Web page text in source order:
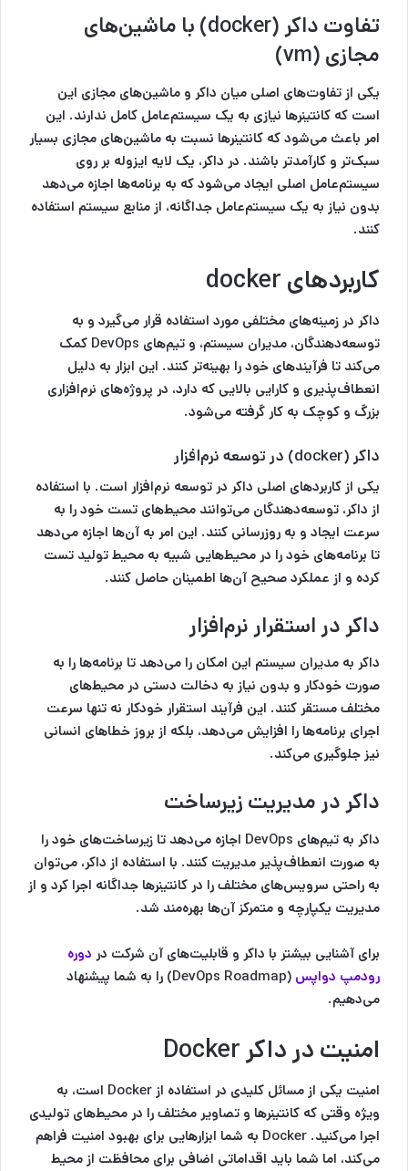
تفاوت داکر (docker) با ماشین‌های
مجازی (vm)
یکی از تفاوت‌های اصلی میان داکر و ماشین‌های مجازی این
است که کانتینرها نیازی به یک سیستم‌عامل کامل ندارند. این
امر باعث می‌شود که کانتینرها نسبت به ماشین‌های مجازی بسیار
سبک‌تر و کارآمدتر باشند. در داکر، یک لایه ایزوله بر روی
سیستم‌عامل اصلی ایجاد می‌شود که به برنامه‌ها اجازه می‌دهد
بدون نیاز به یک سیستم‌عامل جداگانه، از منابع سیستم استفاده
کنند.
کاربردهای docker
داکر در زمینه‌های مختلفی مورد استفاده قرار می‌گیرد و به
توسعه‌دهندگان، مدیران سیستم، و تیم‌های DevOps کمک
می‌کند تا فرآیندهای خود را بهینه‌تر کنند. این ابزار به دلیل
انعطاف‌پذیری و کارایی بالایی که دارد، در پروژه‌های نرم‌افزاری
بزرگ و کوچک به کار گرفته می‌شود.
داکر (docker) در توسعه نرم‌افزار
یکی از کاربردهای اصلی داکر در توسعه نرم‌افزار است. با استفاده
از داکر، توسعه‌دهندگان می‌توانند محیط‌های تست خود را به
سرعت ایجاد و به روزرسانی کنند. این امر به آن‌ها اجازه می‌دهد
تا برنامه‌های خود را در محیط‌هایی شبیه به محیط تولید تست
کرده و از عملکرد صحیح آن‌ها اطمینان حاصل کنند.
داکر در استقرار نرم‌افزار
داکر به مدیران سیستم این امکان را می‌دهد تا برنامه‌ها را به
صورت خودکار و بدون نیاز به دخالت دستی در محیط‌های
مختلف مستقر کنند. این فرآیند استقرار خودکار نه تنها سرعت
اجرای برنامه‌ها را افزایش می‌دهد، بلکه از بروز خطاهای انسانی
نیز جلوگیری می‌کند.
داکر در مدیریت زیرساخت
داکر به تیم‌های DevOps اجازه می‌دهد تا زیرساخت‌های خود را
به صورت انعطاف‌پذیر مدیریت کنند. با استفاده از داکر، می‌توان
به راحتی سرویس‌های مختلف را در کانتینرها جداگانه اجرا کرد و از
مدیریت یکپارچه و متمرکز آن‌ها بهره‌مند شد.
برای آشنایی بیشتر با داکر و قابلیت‌های آن شرکت در دوره
رودمپ دواپس
(DevOps Roadmap) را به شما پیشنهاد
می‌دهیم.
امنیت در داکر Docker
امنیت یکی از مسائل کلیدی در استفاده از Docker است، به
ویژه وقتی که کانتینرها و تصاویر مختلف را در محیط‌های تولیدی
اجرا می‌کنید. Docker به شما ابزارهایی برای بهبود امنیت فراهم
می‌کند، اما شما باید اقداماتی اضافی برای محافظت از محیط